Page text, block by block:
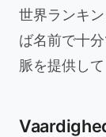
世界ランキ
ば名前で十
脈を提供して